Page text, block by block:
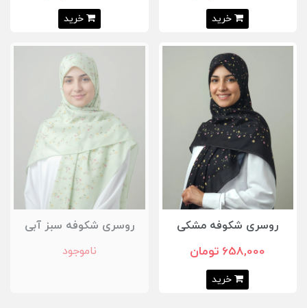
خرید خرید
روسری شکوفه مشکی
658,000 تومان
خرید
روسری شکوفه سبز آبی
ناموجود